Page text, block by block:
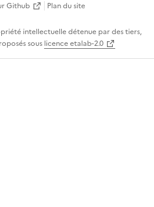
Github Plan du site
intellectuelle détenue par des tiers,
sous licence etalab-2.0